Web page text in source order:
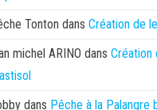
Tonton dans Création de
michel ARINO dans Création
dans Pêche à la Palangre